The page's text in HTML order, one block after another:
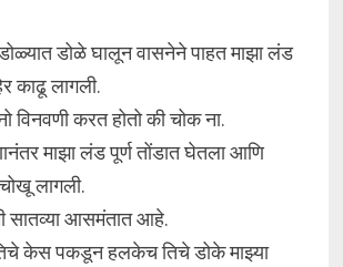
डोळे घालून वासनेने पाहत माझा लंड
काढू लागली.
विनवणी करत होतो की चोक ना.
माझा लंड पूर्ण तोंडात घेतला आणि
लागली.
सातव्या आसमंतात आहे.
केस पकडून हलकेच तिचे डोके माझ्या